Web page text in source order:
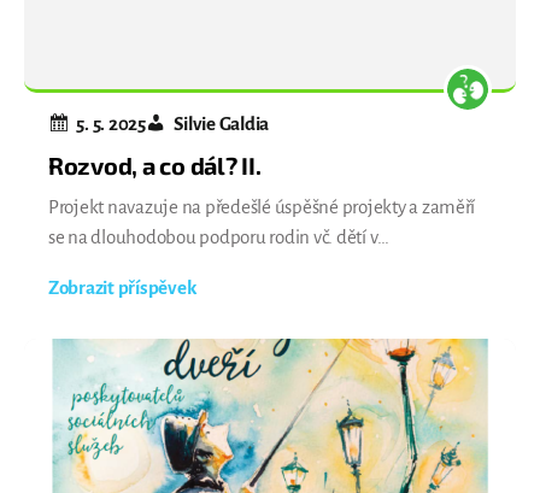
5. 5. 2025 Silvie Galdia
Rozvod, a co dál? II.
Projekt navazuje na předešlé úspěšné projekty a zaměří
se na dlouhodobou podporu rodin vč. dětí v
velkým sporům mezi rodiči v návaznosti na spolupráci s
Zobrazit příspěvek